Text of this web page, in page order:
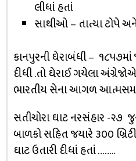
લીધાં હતાં
સાથીઓ – તાત્યા ટોપે
કાનપુરની ઘેરાબંધી – ૧૮૫૭માં
દીધી .તો ઘેરાઈ ગયેલા
ભારતીય સેના આગળ
સતીચોરા ઘાટ નરસંહાર -
બાળકો સહિત જયારે ૩૦૦
ઘાટ ઉતારી દીધાં હતાં ……..